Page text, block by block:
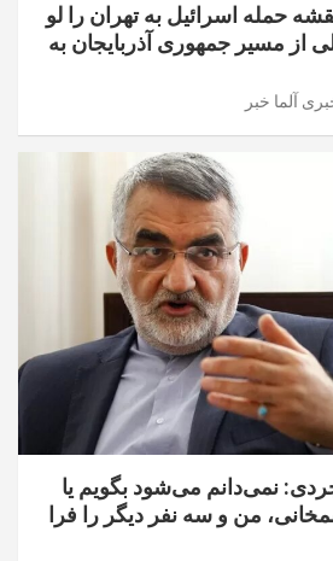
حمله اسرائیل به تهران را لو
از مسیر جمهوری آذربایجان به
آلما خبر
نمی‌دانم می‌شود بگویم یا
من و سه نفر دیگر را فرا